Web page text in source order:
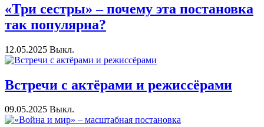
«Три сестры» – почему эта постановка
так популярна?
12.05.2025 Выкл.
Встречи с актёрами и режиссёрами
09.05.2025 Выкл.